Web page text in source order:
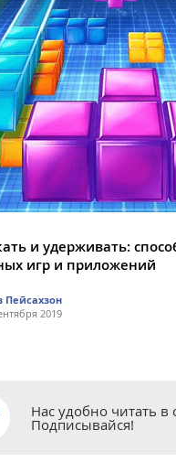
и удерживать:
игр и приложений
Пейсахзон
2019
Нас удобно читать в
Подписывайся!